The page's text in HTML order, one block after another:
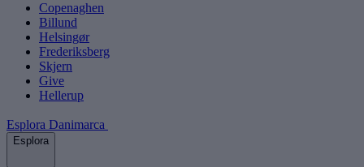
Copenaghen
Billund
Helsingør
Frederiksberg
Skjern
Give
Hellerup
Esplora Danimarca
Esplora